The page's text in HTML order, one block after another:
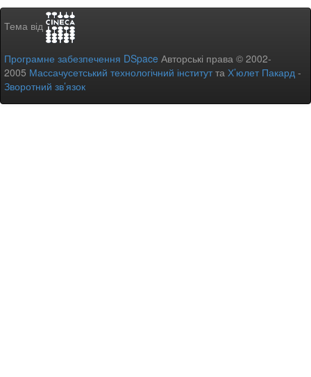
Тема від
Програмне забезпечення DSpace Авторські права © 2002-
2005 Массачусетський технологічний інститутта Х’юлет Пакард -
Зворотний зв’язок